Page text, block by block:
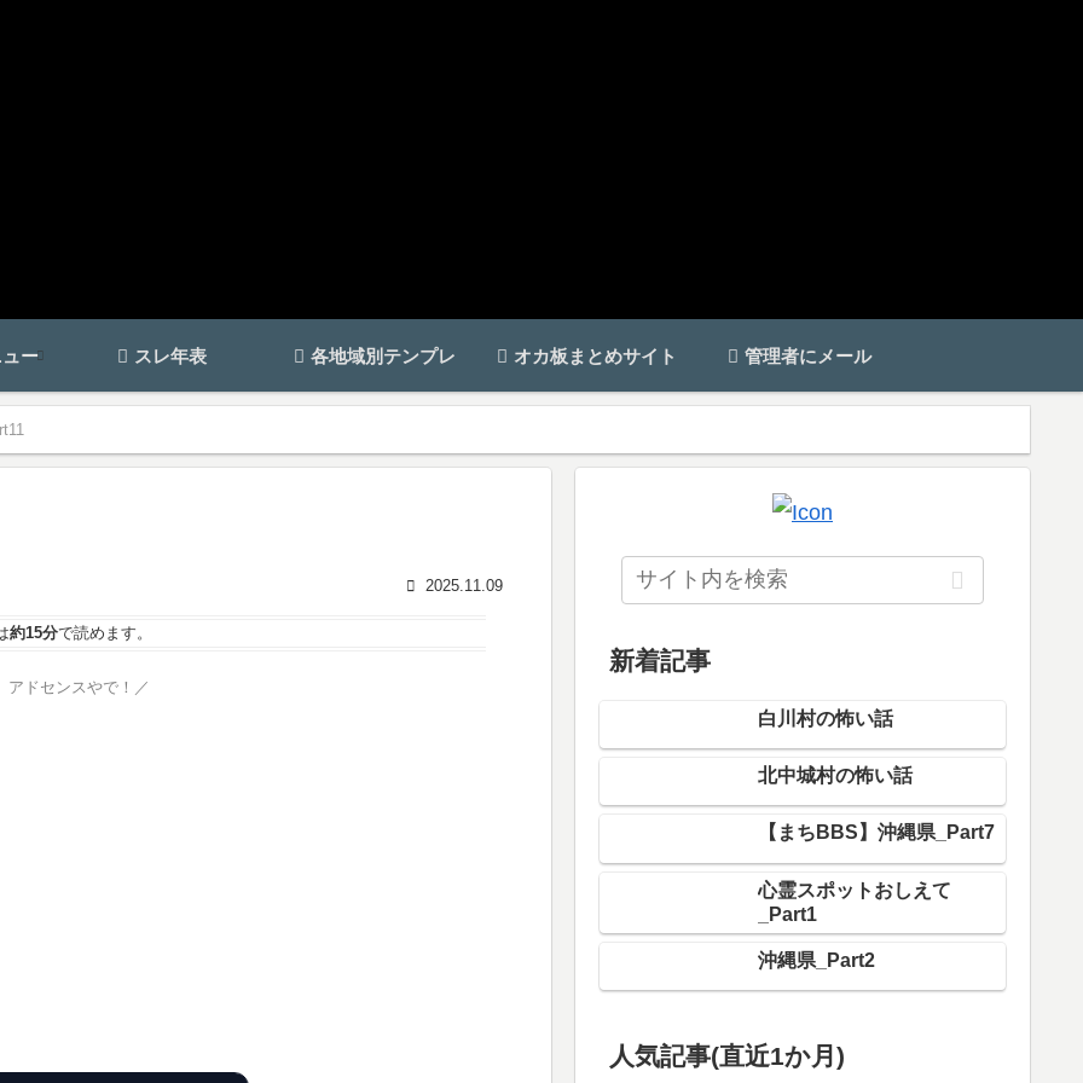
ー スレ年表 各地域別テンプレ オカ板まとめサイト 管理者にメール
2025.11.09
約15分で読めます。
アドセンスやで！／
新着記事
白川村の怖い話
北中城村の怖い話
【まちBBS】沖縄県_Part7
心霊スポットおしえて
_Part1
沖縄県_Part2
人気記事(直近1か月)
（青葉区）あざみの・たまプラーザ